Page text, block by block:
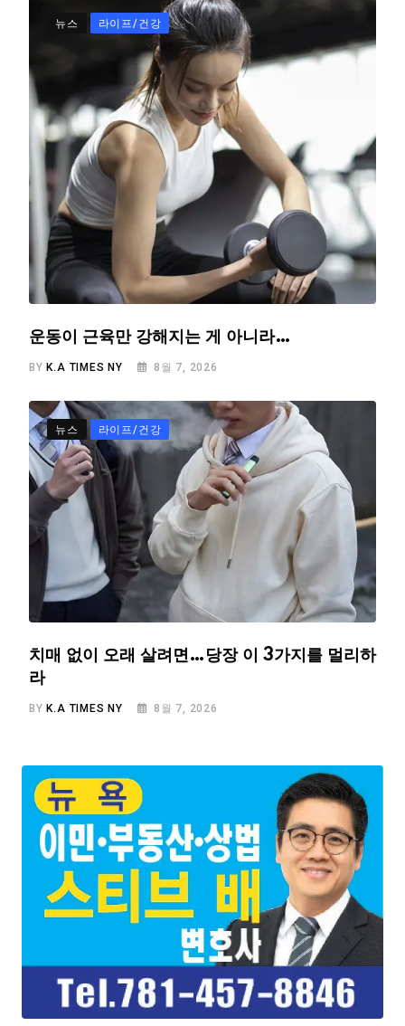
뉴스 라이프/건강
운동이 근육만 강해지는 게 아니라…
BY K.A TIMES NY 8월 7, 2026
뉴스 라이프/건강
치매 없이 오래 살려면…당장 이 3가지를 멀리하
라
BYK.A TIMES NY 8월 7, 2026